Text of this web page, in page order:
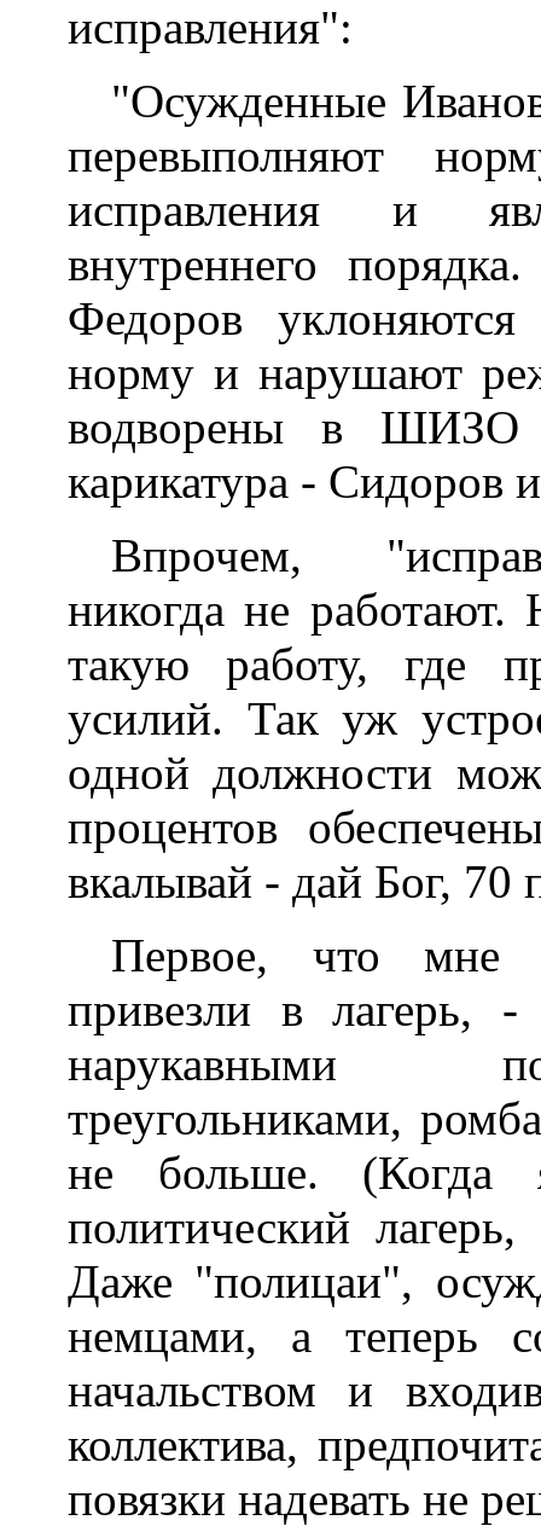
исправления":
"Осужденные
перевыполняют
исправления и
внутреннего
Федоров
норму и нарушают
водворены в
карикатура - Сидоров
Впрочем,
никогда не работают.
такую работу, где
усилий. Так уж
одной должности
процентов
вкалывай - дай Бог, 70
Первое, что мне
привезли в лагерь,
нарукавными
треугольниками,
не больше.
политический
Даже "полицаи",
немцами, а теперь
начальством и
коллектива,
повязки надевать не